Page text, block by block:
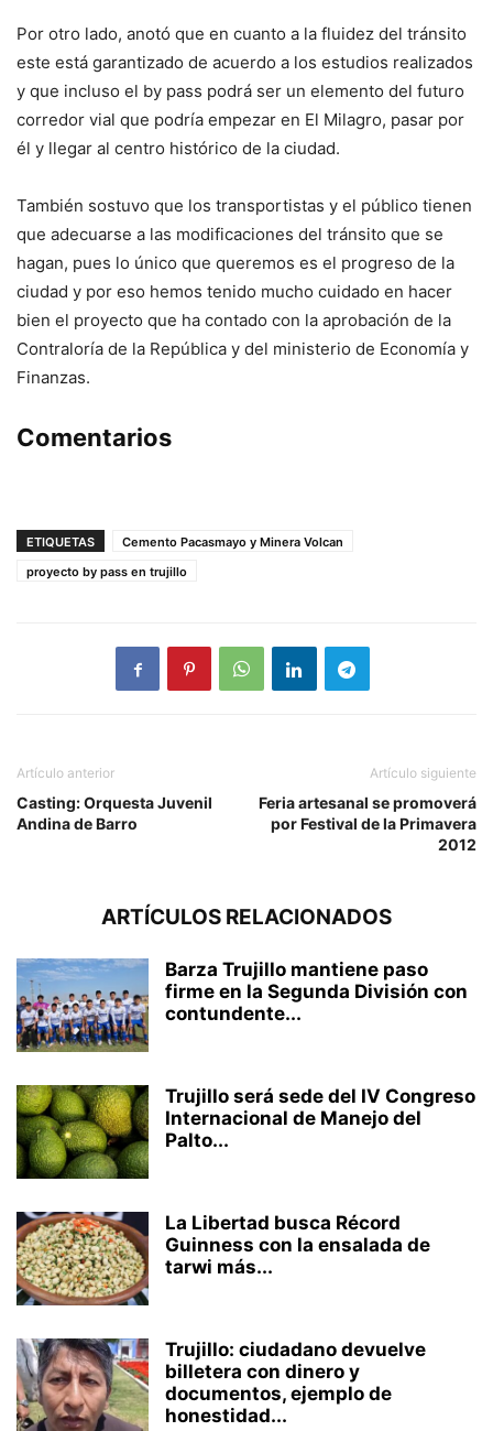
Por otro lado, anotó que en cuanto a la fluidez del tránsito
este está garantizado de acuerdo a los estudios realizados
y que incluso el by pass podrá ser un elemento del futuro
corredor vial que podría empezar en El Milagro, pasar por
él y llegar al centro histórico de la ciudad.
También sostuvo que los transportistas y el público tienen
que adecuarse a las modificaciones del tránsito que se
hagan, pues lo único que queremos es el progreso de la
ciudad y por eso hemos tenido mucho cuidado en hacer
bien el proyecto que ha contado con la aprobación de la
Contraloría de la República y del ministerio de Economía y
Finanzas.
Comentarios
ETIQUETAS
Cemento Pacasmayo y Minera Volcan
proyecto by pass en trujillo
Artículo anterior
Casting: Orquesta Juvenil
Andina de Barro
Artículo siguiente
Feria artesanal se promoverá
por Festival de la Primavera
2012
ARTÍCULOS RELACIONADOS
Barza Trujillo mantiene paso
firme en la Segunda División con
contundente...
Trujillo será sede del IV Congreso
Internacional de Manejo del
Palto...
La Libertad busca Récord
Guinness con la ensalada de
tarwi más...
Trujillo: ciudadano devuelve
billetera con dinero y
documentos, ejemplo de
honestidad...